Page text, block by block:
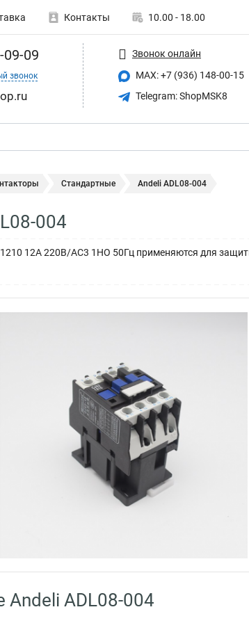
Контакты 10.00 - 18.00
09-09
звонок
Звонок онлайн
MAX: +7 (936) 148-00-15
Telegram: ShopMSK8
Стандартные Andeli ADL08-004
004
12A 220В/AC3 1НО 50Гц применяются для
Andeli ADL08-004